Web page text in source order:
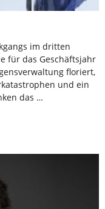
im dritten
für das Geschäftsjahr
floriert,
und ein
das …